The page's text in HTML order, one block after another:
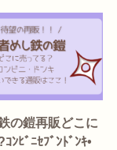
の鎧再販どこに
ﾝﾋﾞﾆｾﾌﾞﾝﾄﾞﾝｷ•